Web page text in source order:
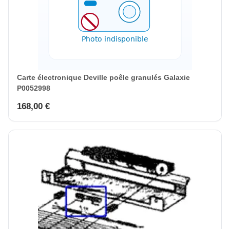
Carte électronique Deville poêle granulés Galaxie
P0052998
168,00 €